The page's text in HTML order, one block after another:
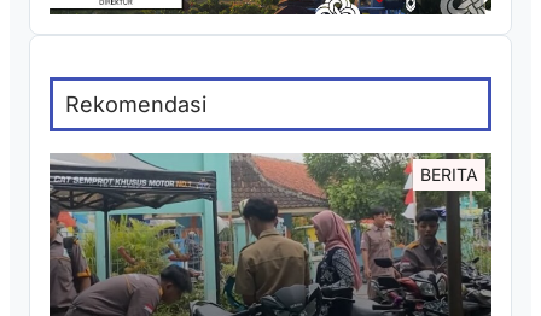
Rekomendasi
BERITA